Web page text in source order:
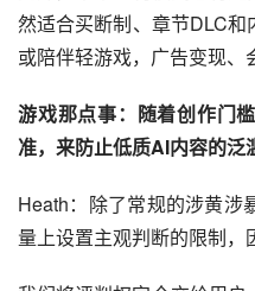
然适合买断制、章节DLC
或陪伴轻游戏，广告变现、
游戏那点事：随着创作门
准，来防止低质AI内容的泛
Heath：除了常规的涉黄涉
量上设置主观判断的限制，